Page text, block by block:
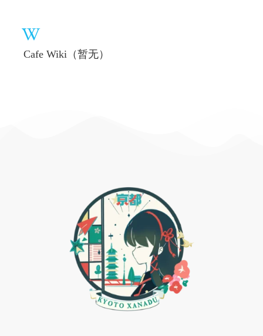
Cafe Wiki（暂无）